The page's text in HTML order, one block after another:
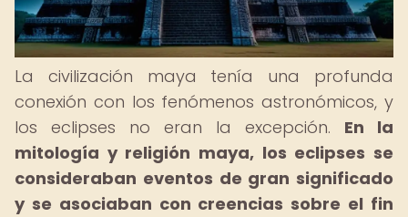
La civilización maya tenía una profunda
conexión con los fenómenos astronómicos, y
los eclipses no eran la excepción. En la
mitología y religión maya, los eclipses se
consideraban eventos de gran significado
y se asociaban con creencias sobre el fin